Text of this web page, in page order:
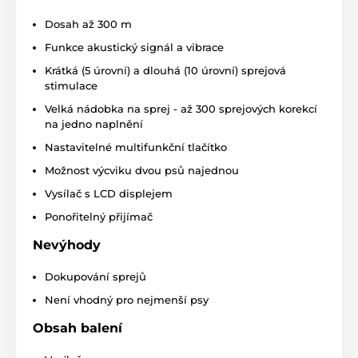
baterií CR2 3V
vysílačku si můžete kdykoliv nabít pomocí duální
síťové nabíječky. Stav baterie indikuje světelná
kontrolka.
Vodotěsnost
dodáván svodotěsným přijímačem,
nevadí mu mírný déšť, nebo bahno, ale
volbou především pro základní použití. Vysílačka
vodotěsná není.
Počet psů
Dogtrace AQUA spray lze po koupi dalšího
přijímače použít
najednou.
Délka obojku
Dosah až 300 m
Funkce akustický signál a vibrace
Krátká (5 úrovní) a dlouhá (10 úrovní) sprejová
stimulace
Velká nádobka na sprej - až 300 sprejových korekcí
na jedno naplnění
Nastavitelné multifunkční tlačítko
Možnost výcviku dvou psů najednou
Vysílač s LCD displejem
Ponořitelný přijímač
Nevýhody
Dokupování sprejů
Není vhodný pro nejmenší psy
Obsah balení